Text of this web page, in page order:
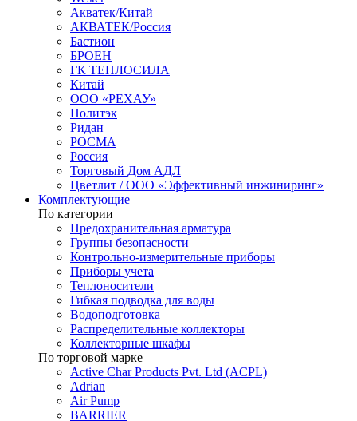
Акватек/Китай
АКВАТЕК/Россия
Бастион
БРОЕН
ГК ТЕПЛОСИЛА
Китай
ООО «РЕХАУ»
Политэк
Ридан
РОСМА
Россия
Торговый Дом АДЛ
Цветлит / ООО «Эффективный инжиниринг»
Комплектующие
По категории
Предохранительная арматура
Группы безопасности
Контрольно-измерительные приборы
Приборы учета
Теплоносители
Гибкая подводка для воды
Водоподготовка
Распределительные коллекторы
Коллекторные шкафы
По торговой марке
Active Char Products Pvt. Ltd (ACPL)
Adrian
Air Pump
BARRIER